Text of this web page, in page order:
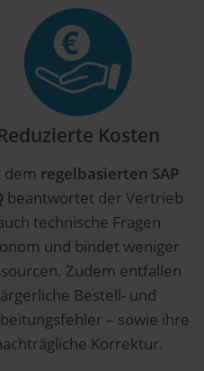
Kosten
dem regelbasierten SAP
beantwortet der Vertrieb
technische Fragen
und bindet weniger
Zudem entfallen
ärgerliche Bestell- und
– sowie ihre
Korrektur.